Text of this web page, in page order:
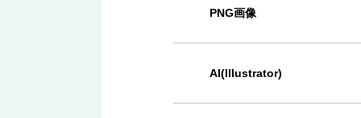
PNG画像
AI(Illustrator)